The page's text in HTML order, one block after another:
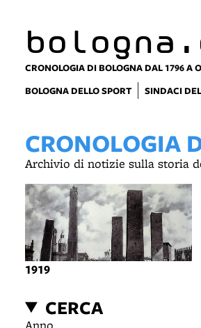
CRONOLOGIA DI BOLOGNA DAL 1796 A
BOLOGNA DELLO SPORT
SINDACI
CRONOLOGIA
Archivio di notizie sulla storia
1919
CERCA